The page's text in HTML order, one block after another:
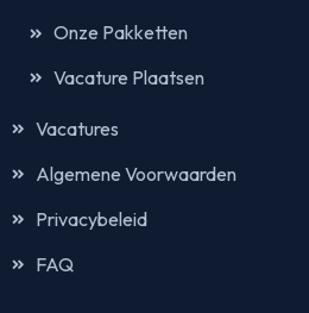
Onze Pakketten
Vacature Plaatsen
Vacatures
Algemene Voorwaarden
Privacybeleid
FAQ